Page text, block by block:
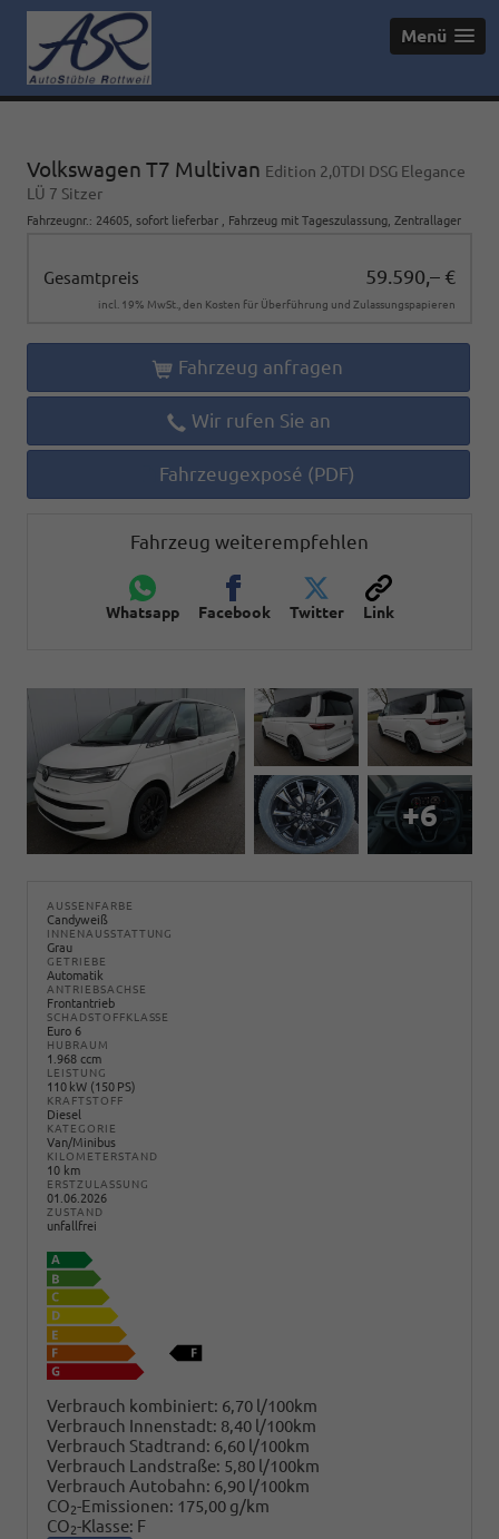
Menü
Volkswagen T7 Multivan Edition 2,0TDI DSG Elegance
LÜ 7 Sitzer
Fahrzeugnr. : 24605 sofort lieferbar Fahrzeug mit Tageszulassung , Zentrallager
Gesamtpreis 59.590,– €
incl. 19% MwSt., den Kosten für Überführung und Zulassungspapieren
Fahrzeug anfragen
Wir rufen Sie an
Fahrzeugexposé (PDF)
Fahrzeug weiterempfehlen
Whatsapp Facebook Twitter Link
+6
AUSSENFARBE
Candyweiß
INNENAUSSTATTUNG
Grau
GETRIEBE
Automatik
ANTRIEBSACHSE
Frontantrieb
SCHADSTOFFKLASSE
Euro 6
HUBRAUM
1.968 ccm
LEISTUNG
110 kW (150 PS)
KRAFTSTOFF
Diesel
KATEGORIE
Van/Minibus
KILOMETERSTAND
10 km
ERSTZULASSUNG
01.06.2026
ZUSTAND
unfallfrei
Verbrauch kombiniert: 6,70 l/100km
Verbrauch Innenstadt: 8,40 l/100km
Verbrauch Stadtrand: 6,60 l/100km
Verbrauch Landstraße: 5,80 l/100km
Verbrauch Autobahn: 6,90 l/100km
CO2-Emissionen: 175,00 g/km
CO2-Klasse: F